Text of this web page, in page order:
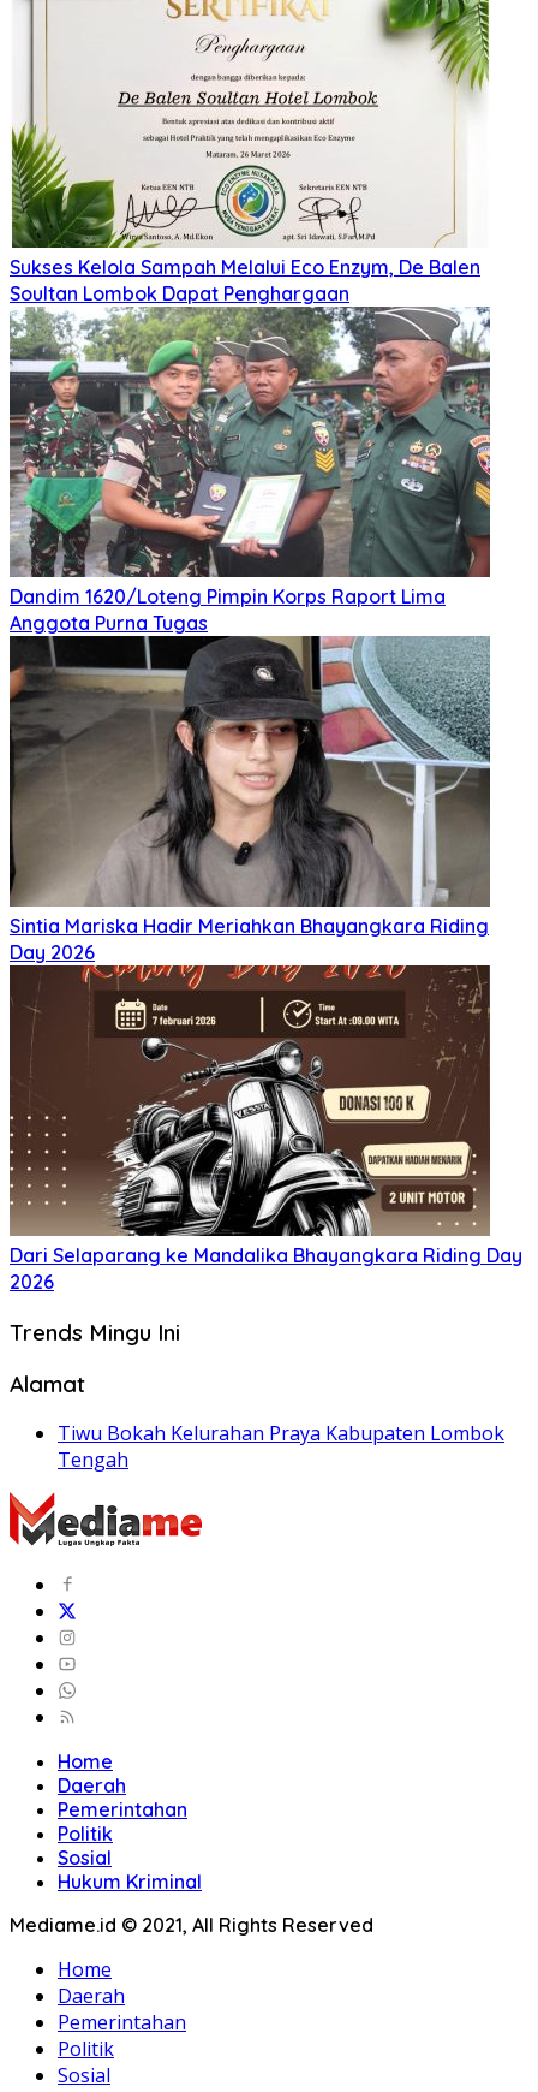
Sukses Kelola Sampah Melalui Eco Enzym, De Balen
Soultan Lombok Dapat Penghargaan
Dandim 1620/Loteng Pimpin Korps Raport Lima
Anggota Purna Tugas
Sintia Mariska Hadir Meriahkan ‎Bhayangkara Riding
Day 2026
‎Dari Selaparang ke Mandalika Bhayangkara Riding Day
2026
Trends Mingu Ini
Alamat
Tiwu Bokah Kelurahan Praya Kabupaten Lombok
Tengah
Home
Daerah
Pemerintahan
Politik
Sosial
Hukum Kriminal
Mediame.id © 2021, All Rights Reserved
Home
Daerah
Pemerintahan
Politik
Sosial